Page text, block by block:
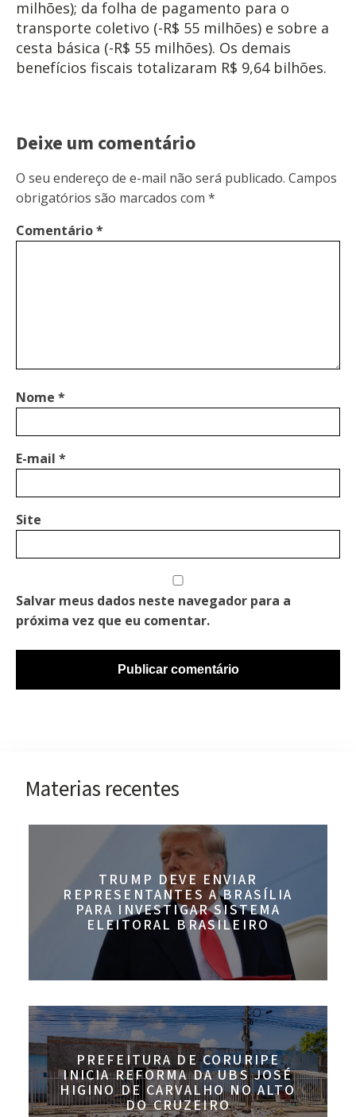
milhões); da folha de pagamento para o
transporte coletivo (-R$ 55 milhões) e sobre a
cesta básica (-R$ 55 milhões). Os demais
benefícios fiscais totalizaram R$ 9,64 bilhões.
Deixe um comentário
O seu endereço de e-mail não será publicado. Campos
obrigatórios são marcados com *
Comentário*
Nome *
E-mail *
Site
Salvar meus dados neste navegador para a
próxima vez que eu comentar.
Materias recentes
TRUMP DEVE ENVIAR
REPRESENTANTES A BRASÍLIA
PARA INVESTIGAR SISTEMA
ELEITORAL BRASILEIRO
PREFEITURA DE CORURIPE
INICIA REFORMA DA UBS JOSÉ
HIGINO DE CARVALHO NO ALTO
DO CRUZEIRO